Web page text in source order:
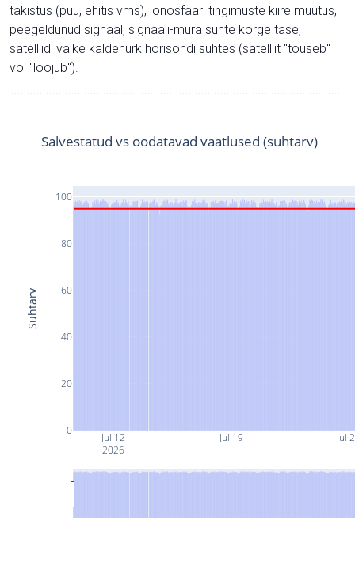
takistus (puu, ehitis vms), ionosfääri tingimuste kiire muutus,
peegeldunud signaal, signaali-müra suhte kõrge tase,
satelliidi väike kaldenurk horisondi suhtes (satelliit "tõuseb"
või "loojub").
Jul 12
2026
Jul 19 Jul
0
20
40
60
80
100
Salvestatud vs oodatavad vaatlused (suhtarv)
Suhtarv